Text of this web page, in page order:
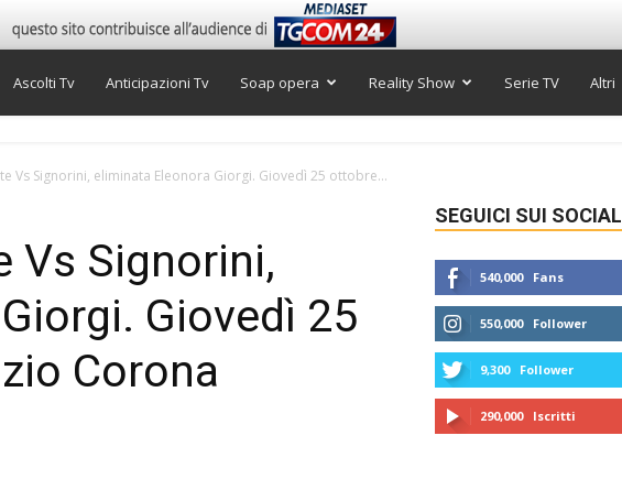
Ascolti Tv Anticipazioni Tv Soap opera Reality Show Serie TV Altri
Vs Signorini, eliminata Eleonora Giorgi. Giovedì 25 ottobre...
Vs Signorini,
Giovedì 25
Corona
SEGUICI SUI SOCIAL
540,000 Fans
550,000 Follower
9,300 Follower
290,000 Iscritti